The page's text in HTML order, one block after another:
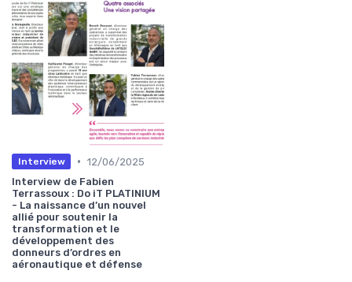
Interview • 12/06/2025
Interview de Fabien
Terrassoux : Do iT PLATINIUM
- La naissance d’un nouvel
allié pour soutenir la
transformation et le
développement des
donneurs d’ordres en
aéronautique et défense